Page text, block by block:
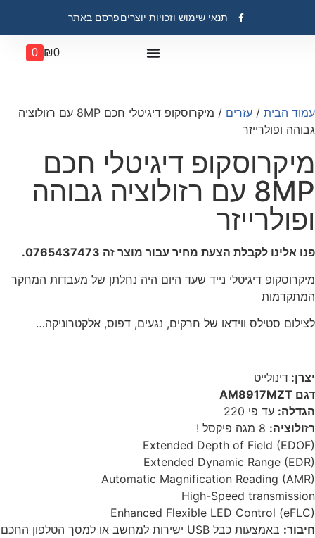
תנאי שימוש וזכויות יוצריםפרסם באתר
₪0
0
עמוד הבית / עזרים
/ מיקרוסקופ דיגיטלי חכם 8MP עם רזולוציה
גבוהה ופולרייזר
מיקרוסקופ דיגיטלי חכם
8MP עם רזולוציה גבוהה
ופולרייזר
פנו אלינו לקבלת הצעת מחיר עבור מוצר זה 0765437473.
מיקרוסקופ דיגיטלי נייד שעד היום היה נחלתן של מעבדות המחקר
המתקדמות
לצילום סטילס ווידאו של חרקים, נגעים, דפוס, אלקטרוניקה…
יצרן: דינולייט
דגם AM8917MZT
הגדלה: עד פי 220
רזולוציה:
Extended Depth of Field (EDOF)
Extended Dynamic Range (EDR)
Automatic Magnification Reading (AMR)
High-Speed transmission
Enhanced Flexible LED Control (eFLC)
חיבור: באמצעות כבל USB ישירות למחשב או למסך הטלפון החכם